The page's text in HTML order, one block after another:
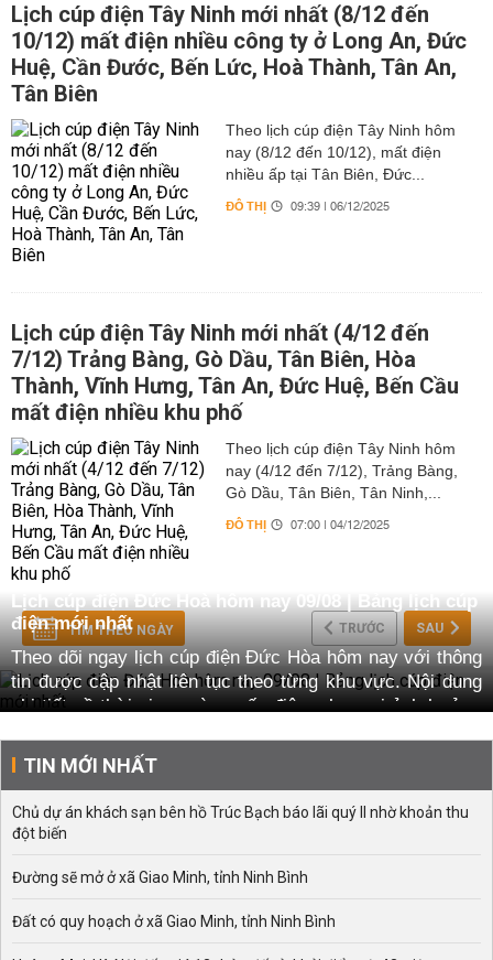
Lịch cúp điện Tây Ninh mới nhất (8/12 đến
10/12) mất điện nhiều công ty ở Long An, Đức
Huệ, Cần Đước, Bến Lức, Hoà Thành, Tân An,
Tân Biên
Theo lịch cúp điện Tây Ninh hôm
nay (8/12 đến 10/12), mất điện
nhiều ấp tại Tân Biên, Đức...
ĐÔ THỊ 09:39 | 06/12/2025
Lịch cúp điện Tây Ninh mới nhất (4/12 đến
7/12) Trảng Bàng, Gò Dầu, Tân Biên, Hòa
Thành, Vĩnh Hưng, Tân An, Đức Huệ, Bến Cầu
mất điện nhiều khu phố
Theo lịch cúp điện Tây Ninh hôm
nay (4/12 đến 7/12), Trảng Bàng,
Gò Dầu, Tân Biên, Tân Ninh,...
ĐÔ THỊ 07:00 | 04/12/2025
TÌM THEO NGÀY TRƯỚC SAU
Lịch cúp điện Đức Hoà hôm nay 09/08 | Bảng lịch cúp
điện mới nhất
Theo dõi ngay lịch cúp điện Đức Hòa hôm nay với thông
tin được cập nhật liên tục theo từng khu vực. Nội dung
chi tiết về thời gian ngừng cấp điện, phạm vi ảnh hưởng
Giới thiệu về chủ đề Lịch cúp điện Đức Hòa
mang đến cho người dân và doanh nghiệp tại xã Đức
Hoà những thông tin mới nhất về tình hình ngừng cấp
điện.
nhật thường xuyên bao gồm:
TIN MỚI NHẤT
Chủ dự án khách sạn bên hồ Trúc Bạch báo lãi quý II nhờ khoản thu
đột biến
Đường sẽ mở ở xã Giao Minh, tỉnh Ninh Bình
Đất có quy hoạch ở xã Giao Minh, tỉnh Ninh Bình